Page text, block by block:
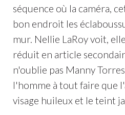
séquence où la caméra,
bon endroit les
mur. Nellie LaRoy voit,
réduit en article
n'oublie pas Manny
l'homme à tout faire que
visage huileux et le teint